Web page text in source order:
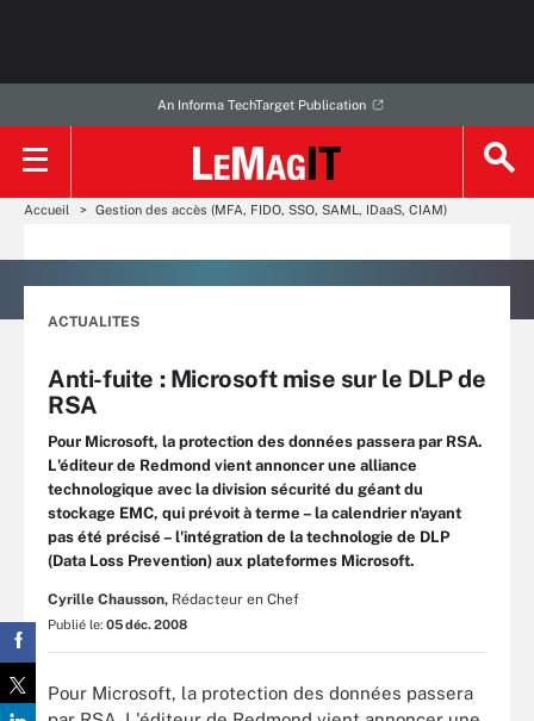
An Informa TechTarget Publication
Accueil Gestion des accès (MFA, FIDO, SSO, SAML, IDaaS, CIAM)
ACTUALITES
Anti-fuite : Microsoft mise sur le DLP de
RSA
Pour Microsoft, la protection des données passera par RSA.
L'éditeur de Redmond vient annoncer une alliance
technologique avec la division sécurité du géant du
stockage EMC, qui prévoit à terme – la calendrier n'ayant
pas été précisé – l'intégration de la technologie de DLP
(Data Loss Prevention) aux plateformes Microsoft.
Cyrille Chausson, Rédacteur en Chef
Publié le: 05 déc. 2008
Pour Microsoft, la protection des données passera